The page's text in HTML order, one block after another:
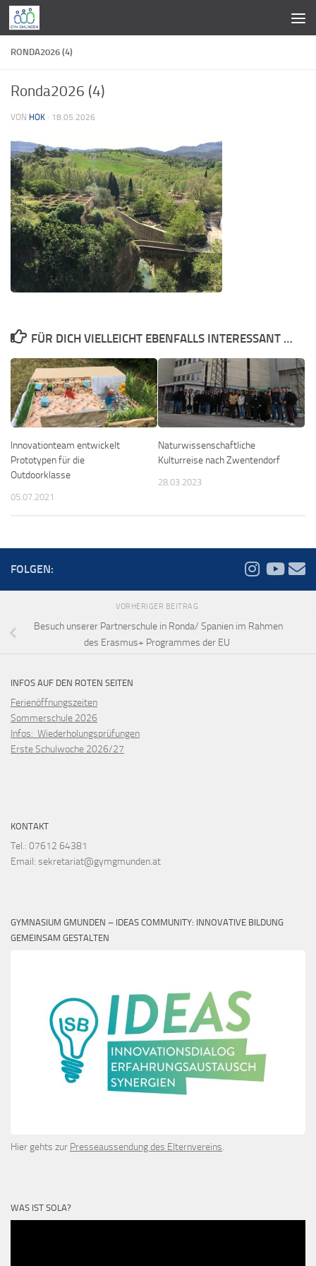
Zum Inhalt springen
RONDA2026 (4)
Ronda2026 (4)
VON HOK · 18.05.2026
FÜR DICH VIELLEICHT EBENFALLS INTERESSANT …
Innovationteam entwickelt
Prototypen für die
Outdoorklasse
05.07.2021
Naturwissenschaftliche
Kulturreise nach Zwentendorf
28.03.2023
FOLGEN:
VORHERIGER BEITRAG
Besuch unserer Partnerschule in Ronda/ Spanien im Rahmen
des Erasmus+ Programmes der EU
INFOS AUF DEN ROTEN SEITEN
Ferienöffnungszeiten
Sommerschule 2026
Infos: Wiederholungsprüfungen
Erste Schulwoche 2026/27
KONTAKT
Tel.: 07612 64381
Email: sekretariat@gymgmunden.at
GYMNASIUM GMUNDEN – IDEAS COMMUNITY: INNOVATIVE BILDUNG
GEMEINSAM GESTALTEN
Hier gehts zur Presseaussendung des Elternvereins.
WAS IST SOLA?